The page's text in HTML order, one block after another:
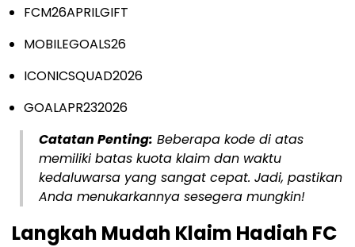
FCM26APRILGIFT
MOBILEGOALS26
ICONICSQUAD2026
GOALAPR232026
Catatan Penting: Beberapa kode di atas
memiliki batas kuota klaim dan waktu
kedaluwarsa yang sangat cepat. Jadi, pastikan
Anda menukarkannya sesegera mungkin!
Langkah Mudah Klaim Hadiah FC